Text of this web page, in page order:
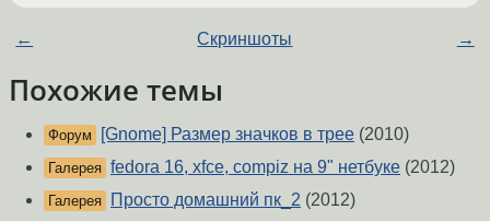
← Скриншоты →
Похожие темы
Форум [Gnome] Размер значков в трее (2010)
Галерея fedora 16, xfce, compiz на 9" нетбуке (2012)
Галерея Просто домашний пк_2 (2012)